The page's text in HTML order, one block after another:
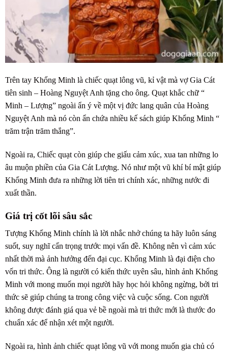
Trên tay Khổng Minh là chiếc quạt lông vũ, kỉ vật mà vợ Gia Cát
tiên sinh – Hoàng Nguyệt Anh tặng cho ông. Quạt khắc chữ “
Minh – Lượng” ngoài ẩn ý về một vị đức lang quân của Hoàng
Nguyệt Anh mà nó còn ẩn chứa nhiều kế sách giúp Khổng Minh “
trăm trận trăm thắng”.
Ngoài ra, Chiếc quạt còn giúp che giấu cảm xúc, xua tan những lo
âu muộn phiền của Gia Cát Lượng. Nó như một vũ khí bí mật giúp
Khổng Minh đưa ra những lời tiên tri chính xác, những nước đi
xuất thần.
Giá trị cốt lõi sâu sắc
Tượng Khổng Minh chính là lời nhắc nhở chúng ta hãy luôn sáng
suốt, suy nghĩ cẩn trọng trước mọi vấn đề. Không nên vì cảm xúc
nhất thời mà ảnh hưởng đến đại cục. Khổng Minh là đại điện cho
vốn tri thức. Ông là người có kiến thức uyên sâu, hình ảnh Khổng
Minh với mong muốn mọi người hãy học hỏi không ngừng, bởi tri
thức sẽ giúp chúng ta trong công việc và cuộc sống. Con người
không được đánh giá qua vẻ bề ngoài mà tri thức mới là thước đo
chuẩn xác để nhận xét một người.
Ngoài ra, hình ảnh chiếc quạt lông vũ với mong muốn gia chủ có